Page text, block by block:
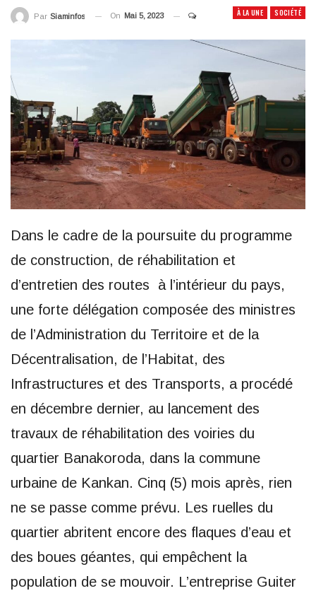
À LA UNE SOCIÉTÉ
Par Siaminfos On Mai 5, 2023
Dans le cadre de la poursuite du programme
de construction, de réhabilitation et
d’entretien des routes à l’intérieur du pays,
une forte délégation composée des ministres
de l’Administration du Territoire et de la
Décentralisation, de l’Habitat, des
Infrastructures et des Transports, a procédé
en décembre dernier, au lancement des
travaux de réhabilitation des voiries du
quartier Banakoroda, dans la commune
urbaine de Kankan. Cinq (5) mois après, rien
ne se passe comme prévu. Les ruelles du
quartier abritent encore des flaques d’eau et
des boues géantes, qui empêchent la
population de se mouvoir. L’entreprise Guiter